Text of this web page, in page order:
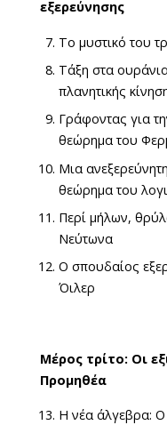
εξερεύνησης
Το μυστικό του
Τάξη στα
πλανητικής
Γράφοντας για
θεώρημα του
Μια
θεώρημα του
Περί μήλων,
Νεύτωνα
Ο σπουδαίος
Όιλερ
Μέρος τρίτο: Οι
Προμηθέα
Η νέα άλγεβρα: Ο